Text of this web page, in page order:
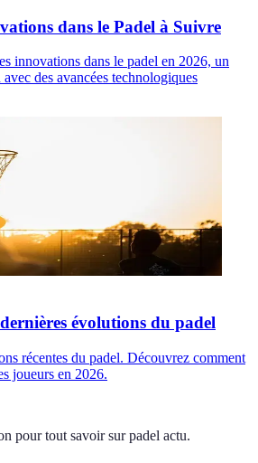
dans le Padel à Suivre
innovations dans le padel en 2026, un
des avancées technologiques
évolutions du padel
récentes du padel. Découvrez comment
joueurs en 2026.
pour tout savoir sur padel actu.